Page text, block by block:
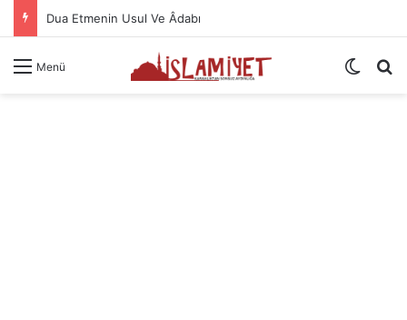
Dua Etmenin Usul Ve Âdabı
Menü Dış